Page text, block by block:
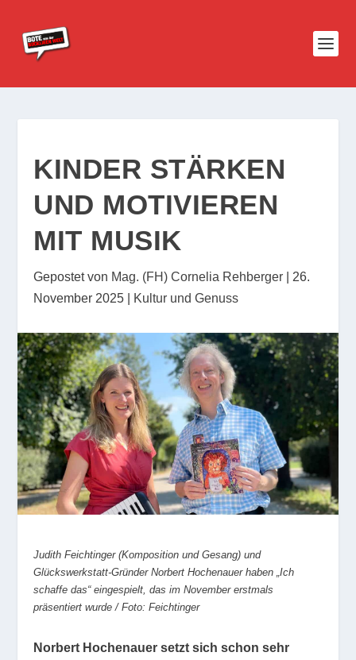
KINDER STÄRKEN
UND MOTIVIEREN
MIT MUSIK
Gepostet von Mag. (FH) Cornelia Rehberger
26.
November 2025
Kultur und Genuss
Judith Feichtinger (Komposition und Gesang) und
Glückswerkstatt-Gründer Norbert Hochenauer haben „Ich
schaffe das“ eingespielt, das im November erstmals
präsentiert wurde / Foto: Feichtinger
Norbert Hochenauer setzt sich schon sehr